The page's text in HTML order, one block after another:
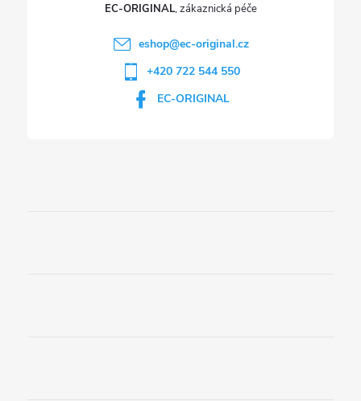
EC-ORIGINAL
eshop@ec-original.cz
+420 722 544 550
EC-ORIGINAL